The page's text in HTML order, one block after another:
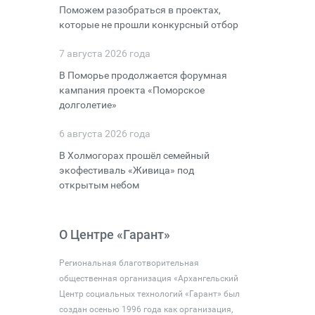
Поможем разобраться в проектах,
которые не прошли конкурсный отбор
7 августа 2026 года
В Поморье продолжается форумная
кампания проекта «Поморское
долголетие»
6 августа 2026 года
В Холмогорах прошёл семейный
экофестиваль «Живица» под
открытым небом
О Центре «Гарант»
Региональная благотворительная
общественная организация «Архангельский
Центр социальных технологий «Гарант» был
создан осенью 1996 года как организация,